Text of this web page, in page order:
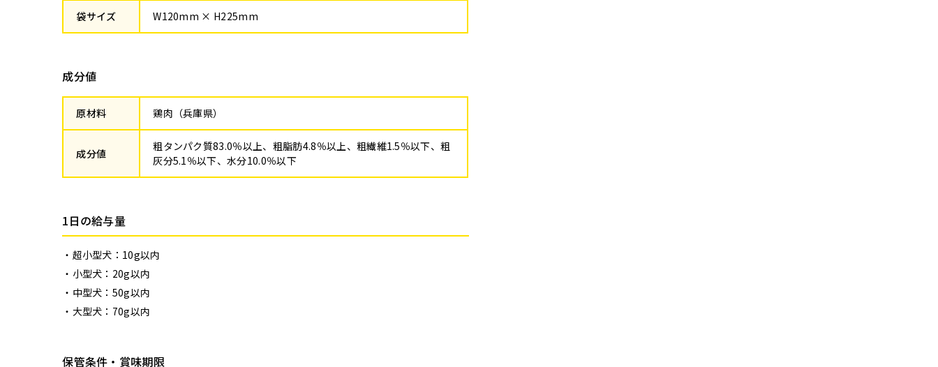
袋サイズ W120mm × H225mm
成分値
原材料 鶏肉（兵庫県）
成分値
粗タンパク質83.0％以上、粗脂肪4.8％以上、粗繊維1.5％以下、粗
灰分5.1％以下、水分10.0％以下
1日の給与量
超小型犬：10g以内
小型犬：20g以内
中型犬：50g以内
大型犬：70g以内
保管条件・賞味期限